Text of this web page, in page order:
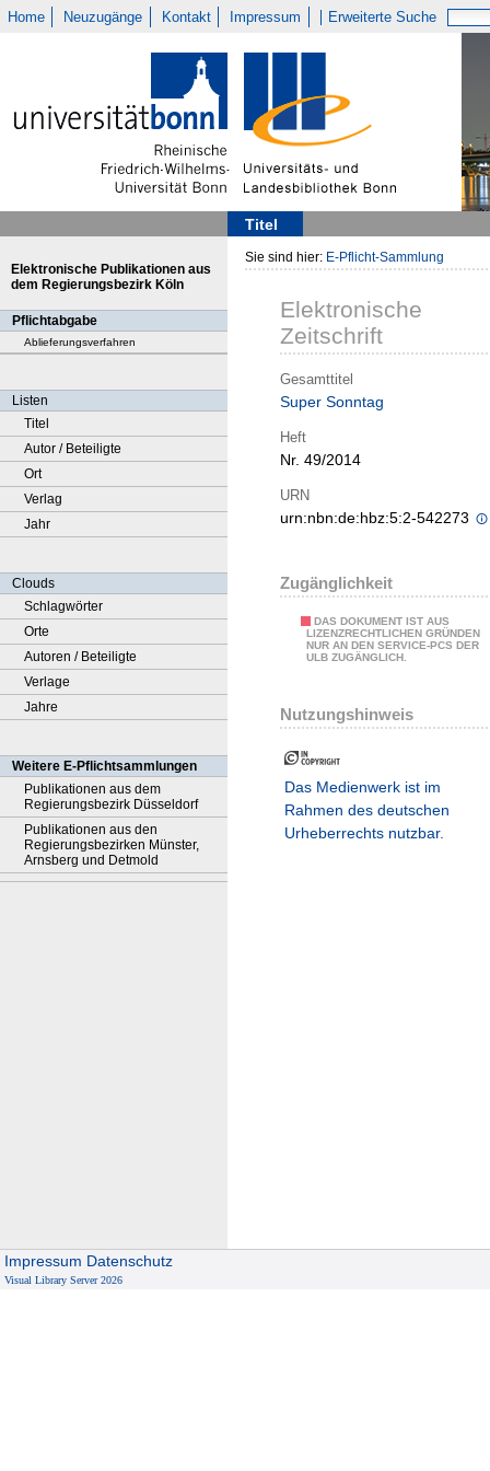
Home Neuzugänge Kontakt Impressum Erweiterte Suche
Titel
Elektronische Publikationen aus
dem Regierungsbezirk Köln
Pflichtabgabe
Ablieferungsverfahren
Listen
Titel
Autor / Beteiligte
Ort
Verlag
Jahr
Clouds
Schlagwörter
Orte
Autoren / Beteiligte
Verlage
Jahre
Weitere E-Pflichtsammlungen
Publikationen aus dem
Regierungsbezirk Düsseldorf
Publikationen aus den
Regierungsbezirken Münster,
Arnsberg und Detmold
Sie sind hier: E-Pflicht-Sammlung
Elektronische
Zeitschrift
Gesamttitel
Super Sonntag
Heft
Nr. 49/2014
URN
urn:nbn:de:hbz:5:2-542273
Zugänglichkeit
DAS DOKUMENT IST AUS
LIZENZRECHTLICHEN GRÜNDEN
NUR AN DEN SERVICE-PCS DER
ULB ZUGÄNGLICH.
Nutzungshinweis
Das Medienwerk ist im
Rahmen des deutschen
Urheberrechts nutzbar.
Impressum Datenschutz
Visual Library Server 2026